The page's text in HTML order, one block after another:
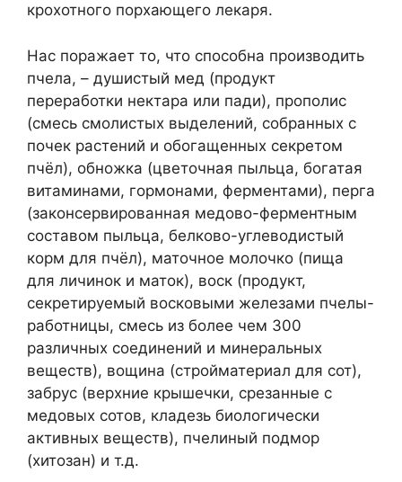
крохотного порхающего лекаря.
Нас поражает то, что способна производить
пчела, – душистый мед (продукт
переработки нектара или пади), прополис
(смесь смолистых выделений, собранных с
почек растений и обогащенных секретом
пчёл), обножка (цветочная пыльца, богатая
витаминами, гормонами, ферментами), перга
(законсервированная медово-ферментным
составом пыльца, белково-углеводистый
корм для пчёл), маточное молочко (пища
для личинок и маток), воск (продукт,
секретируемый восковыми железами пчелы-
работницы, смесь из более чем 300
различных соединений и минеральных
веществ), вощина (стройматериал для сот),
забрус (верхние крышечки, срезанные с
медовых сотов, кладезь биологически
активных веществ), пчелиный подмор
(хитозан) и т.д.